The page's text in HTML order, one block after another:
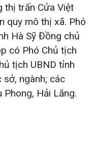
thị trấn Cửa Việt
quy mô thị xã. Phó
Hà Sỹ Đồng chủ
có Phó Chủ tịch
tịch UBND tỉnh
sở, ngành; các
Phong, Hải Lăng.